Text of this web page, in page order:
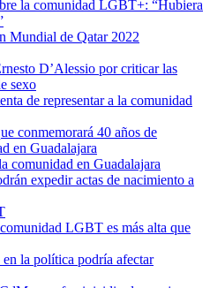
la comunidad LGBT+: “Hubiera
Mundial de Qatar 2022
D’Alessio por criticar las
sexo
de representar a la comunidad
conmemorará 40 años de
en Guadalajara
comunidad en Guadalajara
expedir actas de nacimiento a
LGBT es más alta que
la política podría afectar